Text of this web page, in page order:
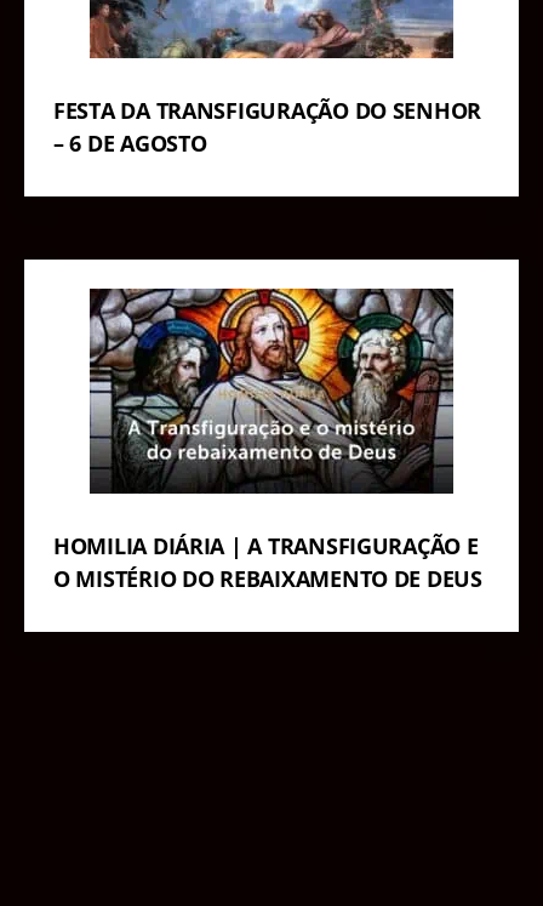
FESTA DA TRANSFIGURAÇÃO DO SENHOR
– 6 DE AGOSTO
HOMILIA DIÁRIA | A TRANSFIGURAÇÃO E
O MISTÉRIO DO REBAIXAMENTO DE DEUS